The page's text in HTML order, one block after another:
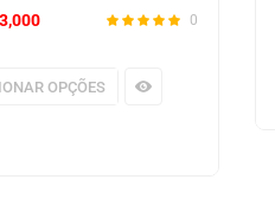
0
3,000
OPÇÕES